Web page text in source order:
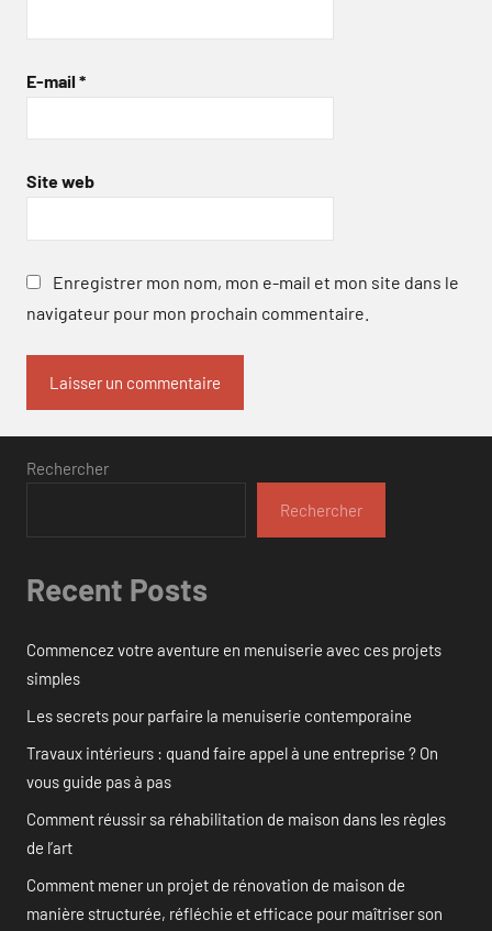
E-mail *
Site web
Enregistrer mon nom, mon e-mail et mon site dans le
navigateur pour mon prochain commentaire.
Rechercher
Rechercher
Recent Posts
Commencez votre aventure en menuiserie avec ces projets
simples
Les secrets pour parfaire la menuiserie contemporaine
Travaux intérieurs : quand faire appel à une entreprise ? On
vous guide pas à pas
Comment réussir sa réhabilitation de maison dans les règles
de l’art
Comment mener un projet de rénovation de maison de
manière structurée, réfléchie et efficace pour maîtriser son